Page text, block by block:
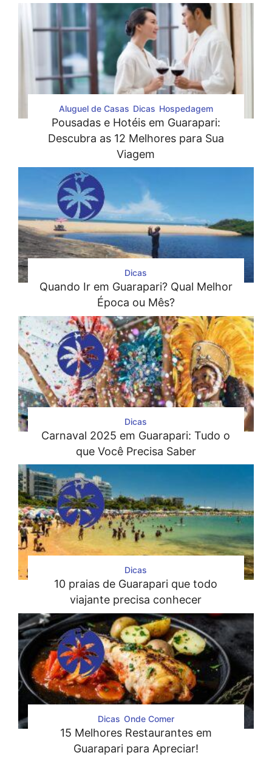
Aluguel de Casas Dicas Hospedagem
Pousadas e Hotéis em Guarapari:
Descubra as 12 Melhores para Sua
Viagem
Dicas
Quando Ir em Guarapari? Qual Melhor
Época ou Mês?
Dicas
Carnaval 2025 em Guarapari: Tudo o
que Você Precisa Saber
Dicas
10 praias de Guarapari que todo
viajante precisa conhecer
Dicas Onde Comer
15 Melhores Restaurantes em
Guarapari para Apreciar!